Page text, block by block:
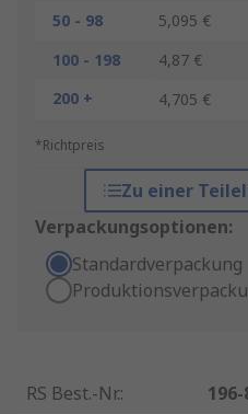
50 - 98
5,095 €
100 - 198
4,87 €
200 +
4,705 €
*Richtpreis
Zu einer
Verpackungsoptionen:
Standardverpackung
RS Best.-Nr.:
196-